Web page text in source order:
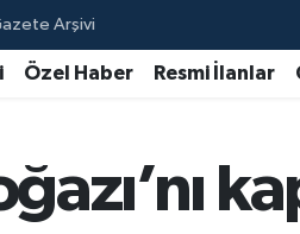
Arşivi
Özel Haber Resmi İlanlar